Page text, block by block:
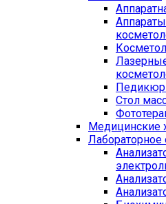
Стол
Медицинские
Лабораторное